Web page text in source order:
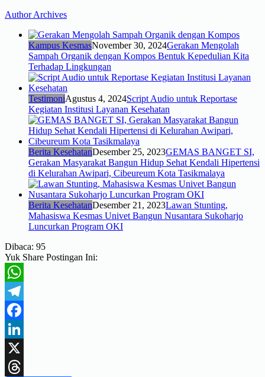
Author Archives
Kampus KesmasNovember 30, 2024Gerakan Mengolah
Sampah Organik dengan Kompos Bentuk Kepedulian Kita
Terhadap Lingkungan
TestimoniAgustus 4, 2024Script Audio untuk Reportase
Kegiatan Institusi Layanan Kesehatan
Berita KesehatanDesember 25, 2023GEMAS BANGET SI,
Gerakan Masyarakat Bangun Hidup Sehat Kendali Hipertensi
di Kelurahan Awipari, Cibeureum Kota Tasikmalaya
Berita KesehatanDesember 21, 2023Lawan Stunting,
Mahasiswa Kesmas Univet Bangun Nusantara Sukoharjo
Luncurkan Program OKI
Dibaca: 95
Yuk Share Postingan Ini:
WhatsApp
Telegram
Facebook
LinkedIn
X